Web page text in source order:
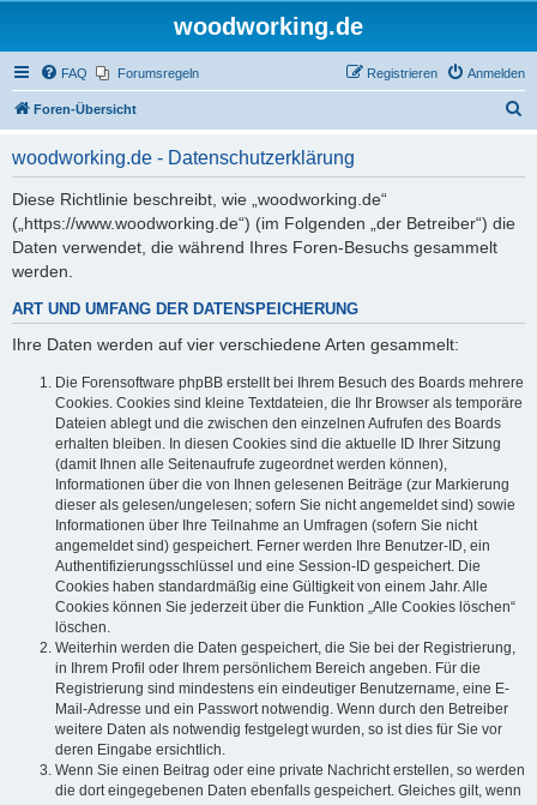
woodworking.de
FAQ Forumsregeln Anmelden
Registrieren
Foren-Übersicht
woodworking.de - Datenschutzerklärung
Diese Richtlinie beschreibt, wie „woodworking.de“
(„https://www.woodworking.de“) (im Folgenden „der Betreiber“) die
Daten verwendet, die während Ihres Foren-Besuchs gesammelt
werden.
ART UND UMFANG DER DATENSPEICHERUNG
Ihre Daten werden auf vier verschiedene Arten gesammelt:
Die Forensoftware phpBB erstellt bei Ihrem Besuch des Boards mehrere
Cookies. Cookies sind kleine Textdateien, die Ihr Browser als temporäre
Dateien ablegt und die zwischen den einzelnen Aufrufen des Boards
erhalten bleiben. In diesen Cookies sind die aktuelle ID Ihrer Sitzung
(damit Ihnen alle Seitenaufrufe zugeordnet werden können),
Informationen über die von Ihnen gelesenen Beiträge (zur Markierung
dieser als gelesen/ungelesen; sofern Sie nicht angemeldet sind) sowie
Informationen über Ihre Teilnahme an Umfragen (sofern Sie nicht
angemeldet sind) gespeichert. Ferner werden Ihre Benutzer-ID, ein
Authentifizierungsschlüssel und eine Session-ID gespeichert. Die
Cookies haben standardmäßig eine Gültigkeit von einem Jahr. Alle
Cookies können Sie jederzeit über die Funktion „Alle Cookies löschen“
löschen.
Weiterhin werden die Daten gespeichert, die Sie bei der Registrierung,
in Ihrem Profil oder Ihrem persönlichem Bereich angeben. Für die
Registrierung sind mindestens ein eindeutiger Benutzername, eine E-
Mail-Adresse und ein Passwort notwendig. Wenn durch den Betreiber
weitere Daten als notwendig festgelegt wurden, so ist dies für Sie vor
deren Eingabe ersichtlich.
Wenn Sie einen Beitrag oder eine private Nachricht erstellen, so werden
die dort eingegebenen Daten ebenfalls gespeichert. Gleiches gilt, wenn